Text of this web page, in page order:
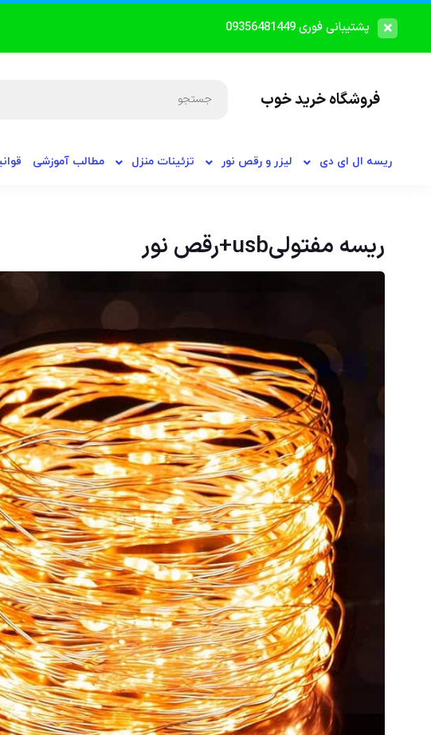
پشتیبانی فوری 09356481449
فروشگاه خرید خوب
ریسه ال ای دی لیزر و رقص نور تزئینات منزل مطالب آموزشی
ریسه مفتولیusb+رقص نور